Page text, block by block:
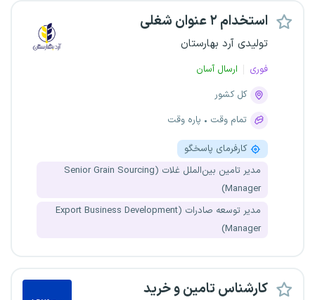
استخدام ۲ عنوان شغلی
تولیدی آرد بهارستان
فوری
ارسال آسان
کل کشور
تمام وقت
پاره وقت
کارفرمای پاسخگو
مدیر تامین بین‌الملل غلات (Senior Grain Sourcing
Manager)
مدیر توسعه صادرات (Export Business Development
Manager)
کارشناس تامین و خرید